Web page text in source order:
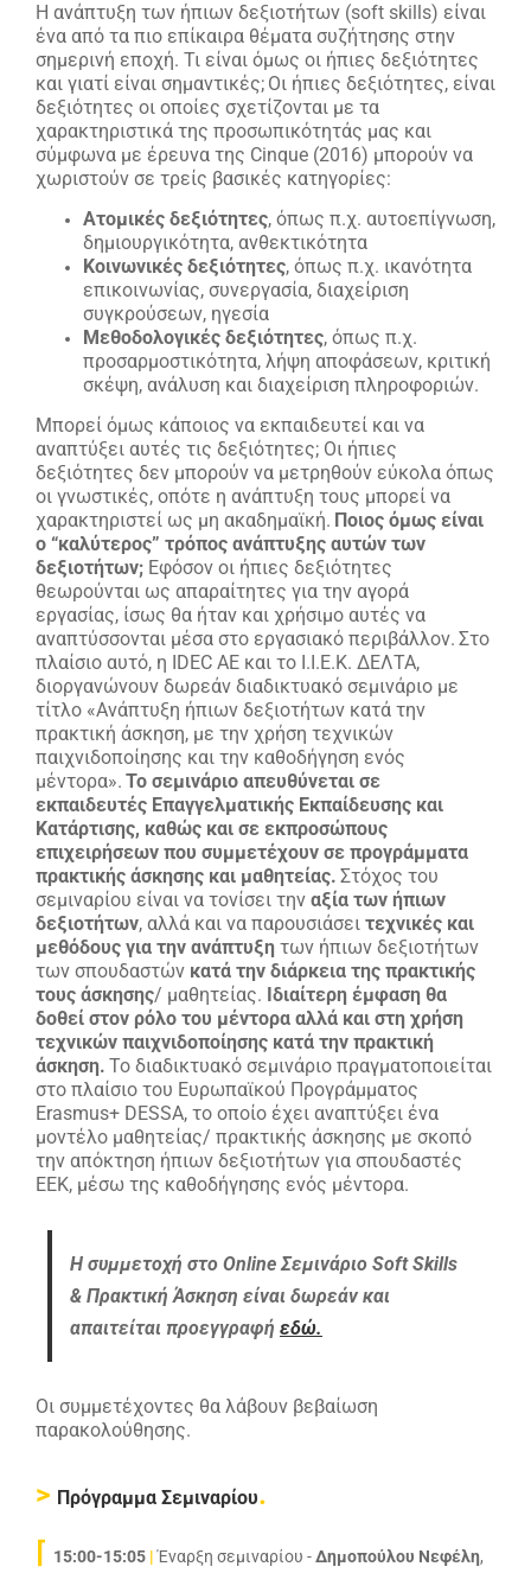
Η ανάπτυξη των ήπιων δεξιοτήτων (soft skills) είναι
ένα από τα πιο επίκαιρα θέματα συζήτησης στην
σημερινή εποχή. Τι είναι όμως οι ήπιες δεξιότητες
και γιατί είναι σημαντικές; Οι ήπιες δεξιότητες, είναι
δεξιότητες οι οποίες σχετίζονται με τα
χαρακτηριστικά της προσωπικότητάς μας και
σύμφωνα με έρευνα της Cinque (2016) μπορούν να
χωριστούν σε τρείς βασικές κατηγορίες:
Ατομικές δεξιότητες, όπως π.χ. αυτοεπίγνωση,
δημιουργικότητα, ανθεκτικότητα
Κοινωνικές δεξιότητες, όπως π.χ. ικανότητα
επικοινωνίας, συνεργασία, διαχείριση
συγκρούσεων, ηγεσία
Μεθοδολογικές δεξιότητες, όπως π.χ.
προσαρμοστικότητα, λήψη αποφάσεων, κριτική
σκέψη, ανάλυση και διαχείριση πληροφοριών.
Μπορεί όμως κάποιος να εκπαιδευτεί και να
αναπτύξει αυτές τις δεξιότητες; Οι ήπιες
δεξιότητες δεν μπορούν να μετρηθούν εύκολα όπως
οι γνωστικές, οπότε η ανάπτυξη τους μπορεί να
χαρακτηριστεί ως μη ακαδημαϊκή. Ποιος όμως είναι
ο “καλύτερος” τρόπος ανάπτυξης αυτών των
δεξιοτήτων; Εφόσον οι ήπιες δεξιότητες
θεωρούνται ως απαραίτητες για την αγορά
εργασίας, ίσως θα ήταν και χρήσιμο αυτές να
αναπτύσσονται μέσα στο εργασιακό περιβάλλον. Στο
πλαίσιο αυτό, η IDEC AE και το Ι.Ι.Ε.Κ. ΔΕΛΤΑ,
διοργανώνουν δωρεάν διαδικτυακό σεμινάριο με
τίτλο «Ανάπτυξη ήπιων δεξιοτήτων κατά την
πρακτική άσκηση, με την χρήση τεχνικών
παιχνιδοποίησης και την καθοδήγηση ενός
μέντορα». Το σεμινάριο απευθύνεται σε
εκπαιδευτές Επαγγελματικής Εκπαίδευσης και
Κατάρτισης, καθώς και σε εκπροσώπους
επιχειρήσεων που συμμετέχουν σε προγράμματα
πρακτικής άσκησης και μαθητείας. Στόχος του
σεμιναρίου είναι να τονίσει την αξία των ήπιων
δεξιοτήτων, αλλά και να παρουσιάσει τεχνικές και
μεθόδους για την ανάπτυξη των ήπιων δεξιοτήτων
των σπουδαστών κατά την διάρκεια της πρακτικής
τους άσκησης/ μαθητείας. Ιδιαίτερη έμφαση θα
δοθεί στον ρόλο του μέντορα αλλά και στη χρήση
τεχνικών παιχνιδοποίησης κατά την πρακτική
άσκηση. Το διαδικτυακό σεμινάριο πραγματοποιείται
στο πλαίσιο του Ευρωπαϊκού Προγράμματος
Erasmus+ DESSA, το οποίο έχει αναπτύξει ένα
μοντέλο μαθητείας/ πρακτικής άσκησης με σκοπό
την απόκτηση ήπιων δεξιοτήτων για σπουδαστές
ΕΕΚ, μέσω της καθοδήγησης ενός μέντορα.
Η συμμετοχή στο Online Σεμινάριο Soft Skills
& Πρακτική Άσκηση είναι δωρεάν και
απαιτείται προεγγραφή εδώ.
Οι συμμετέχοντες θα λάβουν βεβαίωση
παρακολούθησης.
> Πρόγραμμα Σεμιναρίου.
⌈ 15:00-15:05 |Έναρξη σεμιναρίου -Δημοπούλου Νεφέλη,